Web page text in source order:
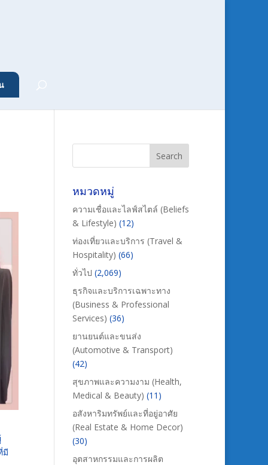
หมวดหมู่
ความเชื่อและไลฟ์สไตล์ (Beliefs
& Lifestyle) (12)
ท่องเที่ยวและบริการ (Travel &
Hospitality) (66)
ทั่วไป (2,069)
ธุรกิจและบริการเฉพาะทาง
(Business & Professional
Services) (36)
ยานยนต์และขนส่ง
(Automotive & Transport)
(42)
สุขภาพและความงาม (Health,
Medical & Beauty) (11)
อสังหาริมทรัพย์และที่อยู่อาศัย
(Real Estate & Home Decor)
(30)
อุตสาหกรรมและการผลิต